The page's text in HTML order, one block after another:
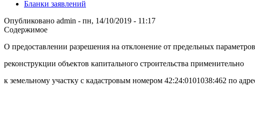
Бланки заявлений
Опубликовано admin - пн, 14/10/2019 - 11:17
Содержимое
О предоставлении разрешения на отклонение от предельных
реконструкции объектов капитального строительства применительно
к земельному участку с кадастровым номером 42:24:0101038:462 по